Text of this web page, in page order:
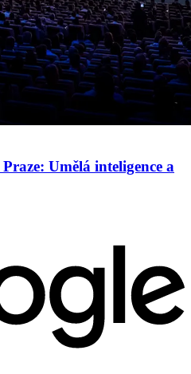
Umělá inteligence a